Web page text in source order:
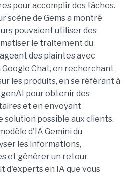
pour accomplir des tâches.
scène de Gems a montré
pouvaient utiliser des
le traitement du
des plaintes avec
Chat, en recherchant
les produits, en se référant à
pour obtenir des
et en envoyant
solution possible aux clients.
d'IA Gemini du
les informations,
et générer un retour
d'experts en IA que vous